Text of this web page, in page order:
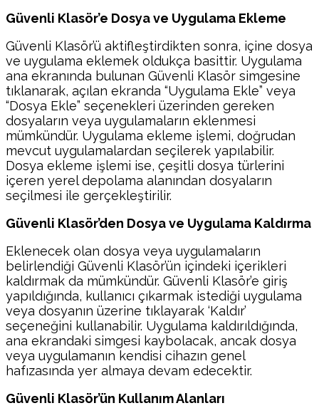
Güvenli Klasör’e Dosya ve Uygulama Ekleme
Güvenli Klasör’ü aktifleştirdikten sonra, içine dosya
ve uygulama eklemek oldukça basittir. Uygulama
ana ekranında bulunan Güvenli Klasör simgesine
tıklanarak, açılan ekranda “Uygulama Ekle” veya
“Dosya Ekle” seçenekleri üzerinden gereken
dosyaların veya uygulamaların eklenmesi
mümkündür. Uygulama ekleme işlemi, doğrudan
mevcut uygulamalardan seçilerek yapılabilir.
Dosya ekleme işlemi ise, çeşitli dosya türlerini
içeren yerel depolama alanından dosyaların
seçilmesi ile gerçekleştirilir.
Güvenli Klasör’den Dosya ve Uygulama Kaldırma
Eklenecek olan dosya veya uygulamaların
belirlendiği Güvenli Klasör’ün içindeki içerikleri
kaldırmak da mümkündür. Güvenli Klasör’e giriş
yapıldığında, kullanıcı çıkarmak istediği uygulama
veya dosyanın üzerine tıklayarak ‘Kaldır’
seçeneğini kullanabilir. Uygulama kaldırıldığında,
ana ekrandaki simgesi kaybolacak, ancak dosya
veya uygulamanın kendisi cihazın genel
hafızasında yer almaya devam edecektir.
Güvenli Klasör’ün Kullanım Alanları